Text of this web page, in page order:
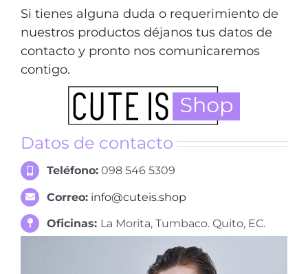
Si tienes alguna duda o requerimiento de
nuestros productos déjanos tus datos de
contacto y pronto nos comunicaremos
contigo.
Datos de contacto
Teléfono: 098 546 5309
Correo: info@cuteis.shop
Oficinas: La Morita, Tumbaco. Quito, EC.